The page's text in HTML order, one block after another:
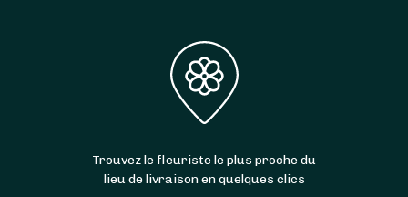
Trouvez le fleuriste le plus proche du
lieu de livraison en quelques clics